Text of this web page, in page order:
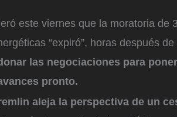
este viernes que la moratoria de
“expiró”, horas después de
las negociaciones para
pronto.
aleja la perspectiva de un